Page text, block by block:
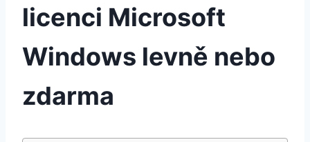
licenci Microsoft
Windows levně nebo
zdarma